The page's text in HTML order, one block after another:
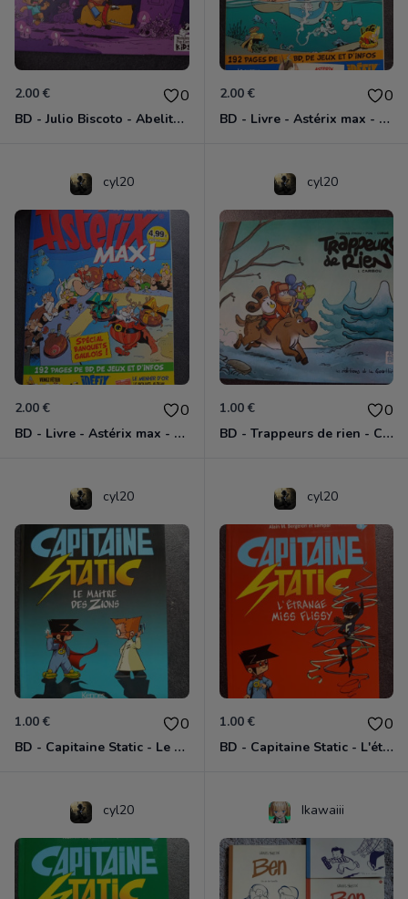
2.00 € 0
BD - Julio Biscoto - Abelito a disparu - Tome 1
2.00 € 0
BD - Livre - Astérix max - Juin 2021
cyl20
2.00 € 0
BD - Livre - Astérix max - Décembre 2020
cyl20
1.00 € 0
BD - Trappeurs de rien - Caribou - Tome 1
cyl20
1.00 € 0
BD - Capitaine Static - Le maître des Zions - Tome 4
cyl20
1.00 € 0
BD - Capitaine Static - L'étrange Miss Flissy - Tome 3
cyl20 Ikawaiii